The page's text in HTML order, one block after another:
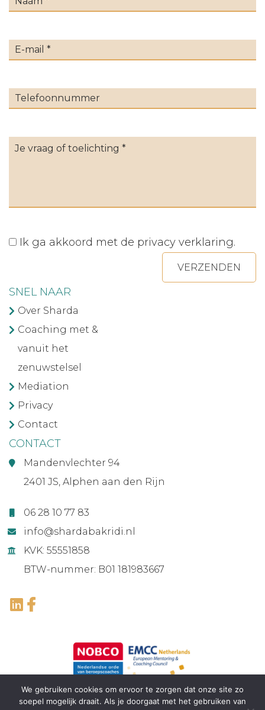
Ik ga akkoord met de privacy verklaring.
VERZENDEN
SNEL NAAR
Over Sharda
Coaching met &
vanuit het
zenuwstelsel
Mediation
Privacy
Contact
CONTACT
Mandenvlechter 94
2401 JS, Alphen aan den Rijn
06 28 10 77 83
info@shardabakridi.nl
KVK: 55551858
BTW-nummer: B01 181983667
We gebruiken cookies om ervoor te zorgen dat onze site zo
soepel mogelijk draait. Als je doorgaat met het gebruiken van